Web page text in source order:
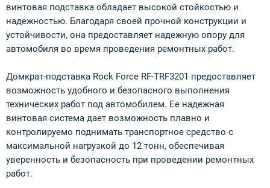
винтовая подставка обладает высокой стойкостью и
надежностью. Благодаря своей прочной конструкции и
устойчивости, она предоставляет надежную опору для
автомобиля во время проведения ремонтных работ.
Домкрат-подставка Rock Force RF-TRF3201 предоставляет
возможность удобного и безопасного выполнения
технических работ под автомобилем. Ее надежная
винтовая система дает возможность плавно и
контролируемо поднимать транспортное средство с
максимальной нагрузкой до 12 тонн, обеспечивая
уверенность и безопасность при проведении ремонтных
работ.